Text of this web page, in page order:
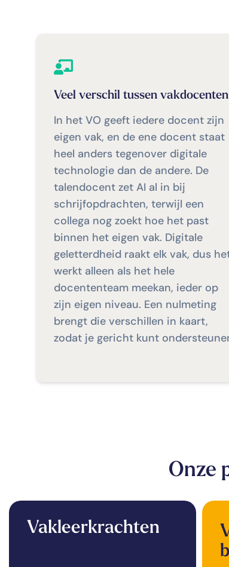
Veel verschil tussen vakdocenten
In het VO geeft iedere docent zijn
eigen vak, en de ene docent staat
heel anders tegenover digitale
technologie dan de andere. De
talendocent zet AI al in bij
schrijfopdrachten, terwijl een
collega nog zoekt hoe het past
binnen het eigen vak. Digitale
geletterdheid raakt elk vak, dus
werkt alleen als het hele
docententeam meekan, ieder op
zijn eigen niveau. Een nulmeting
brengt die verschillen in kaart,
zodat je gericht kunt
Onze
Vakleerkrachten